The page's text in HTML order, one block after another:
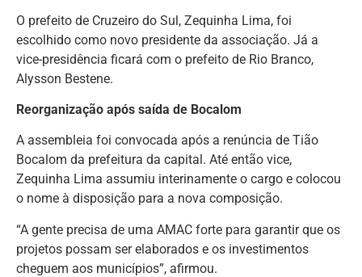
O prefeito de Cruzeiro do Sul, Zequinha Lima, foi
escolhido como novo presidente da associação. Já a
vice-presidência ficará com o prefeito de Rio Branco,
Alysson Bestene.
Reorganização após saída de Bocalom
A assembleia foi convocada após a renúncia de Tião
Bocalom da prefeitura da capital. Até então vice,
Zequinha Lima assumiu interinamente o cargo e colocou
o nome à disposição para a nova composição.
“A gente precisa de uma AMAC forte para garantir que os
projetos possam ser elaborados e os investimentos
cheguem aos municípios”, afirmou.